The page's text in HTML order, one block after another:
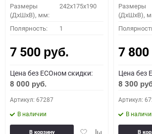
Размеры
(ДхШхВ), мм:
242x175x190
Полярность: 1
7 500 руб.
Цена без ECOном скидки:
8 000 руб.
Артикул: 67287
В наличии
ДобавитьДобавить
В корзину
Размеры
(ДхШхВ),
7 800
Цена без
8 300
Артикул:
В
В